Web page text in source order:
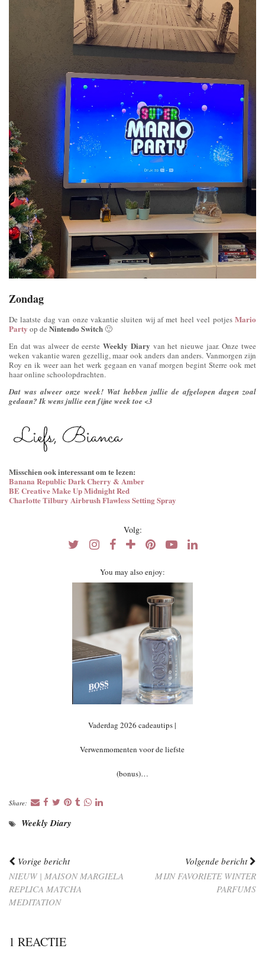
Zondag
De laatste dag van onze vakantie sluiten wij af met heel veel potjes Mario
Party op de Nintendo Switch🙂
En dat was alweer de eersteWeekly Diary van het nieuwe jaar. Onze twee
weken vakantie waren gezellig, maar ook anders dan anders. Vanmorgen zijn
Roy en ik weer aan het werk gegaan en vanaf morgen begint Sterre ook met
haar online schoolopdrachten.
Dat was alweer onze week! Wat hebben jullie de afgelopen dagen zoal
gedaan? Ik wens jullie een fijne week toe <3
Misschien ook interessant om te lezen:
Banana Republic Dark Cherry & Amber
BE Creative Make Up Midnight Red
Charlotte Tilbury Airbrush Flawless Setting Spray
Volg:
You may also enjoy:
Vaderdag 2026 cadeautips |
Verwenmomenten voor de liefste
(bonus)…
Share:
Weekly Diary
Vorige bericht
NIEUW | MAISON MARGIELA
REPLICA MATCHA
MEDITATION
Volgende bericht
MIJN FAVORIETE WINTER
PARFUMS
1 REACTIE